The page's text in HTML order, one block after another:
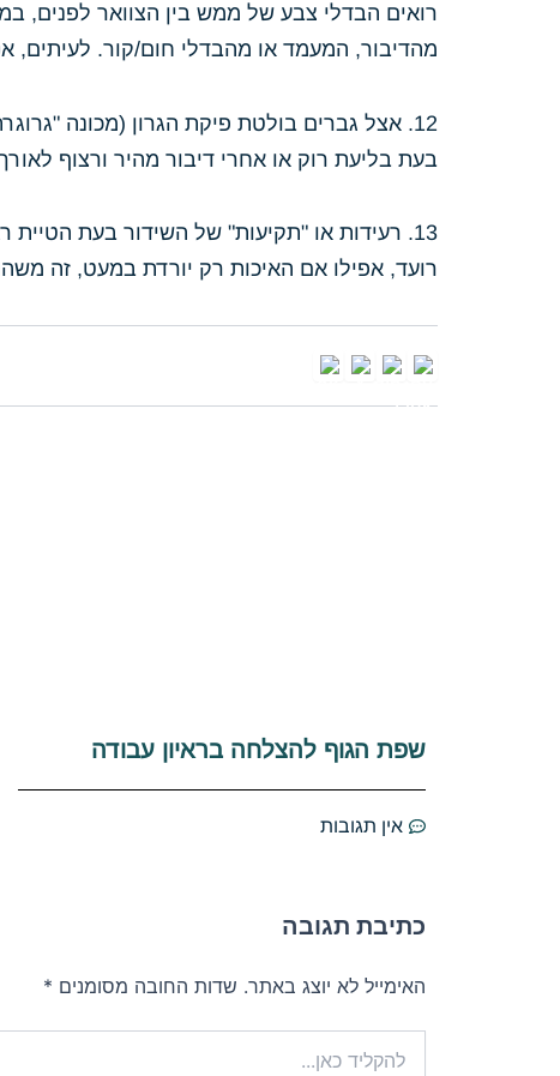
רואים הבדלי צבע של ממש בין הצוואר לפנים,
מהדיבור, המעמד או מהבדלי חום/קור.
12. אצל גברים בולטת פיקת הגרון (מכונה
בעת בליעת רוק או אחרי דיבור מהיר ורצוף
13. רעידות או "תקיעות" של השידור בעת
רועד, אפילו אם האיכות רק יורדת במעט, זה משהו
שפת הגוף להצלחה בראיון עבודה
אין תגובות
כתיבת תגובה
האימייל לא יוצג באתר. שדות החובה מסומנים *
כאן...